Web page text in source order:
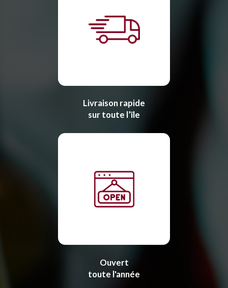
Livraison rapide
sur toute l’île
Ouvert
toute l'année